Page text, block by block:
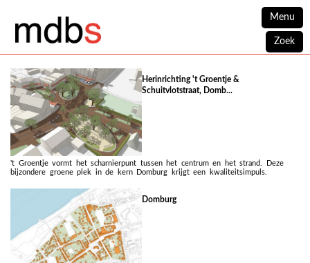
Menu
Zoek
Herinrichting 't Groentje &
Schuitvlotstraat, Domb...
't Groentje vormt het scharnierpunt tussen het centrum en het strand. Deze
bijzondere groene plek in de kern Domburg krijgt een kwaliteitsimpuls.
Domburg